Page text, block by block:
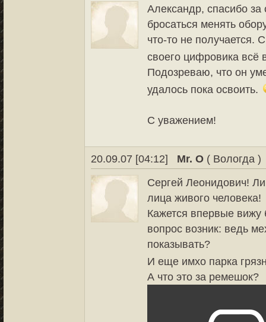
Александр, спасибо за
бросаться менять
что-то не получается.
своего цифровика
Подозреваю, что он
удалось пока освоить.
С уважением!
20.09.07 [04:12] Mr. O ( Вологда )
Сергей Леонидович!
лица живого человека!
Кажется впервые
вопрос возник: ведь
показывать?
И еще имхо парка
А что это за ремешок?